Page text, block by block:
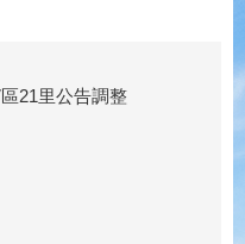
21里公告調整